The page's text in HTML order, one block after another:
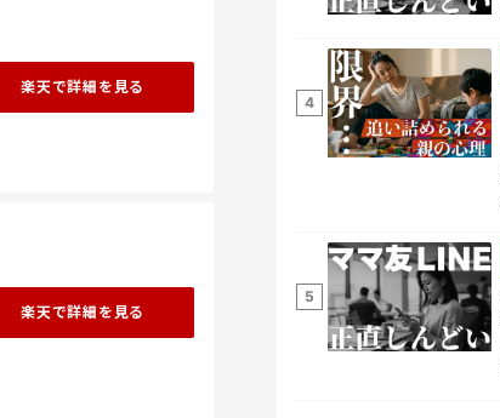
楽天で詳細を見る
楽天で詳細を見る
4
5